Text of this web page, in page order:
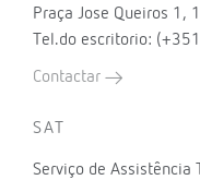
Praça Jose Queiros 1,
Tel.do escritorio:
Contactar
SAT
Serviço de Assistência